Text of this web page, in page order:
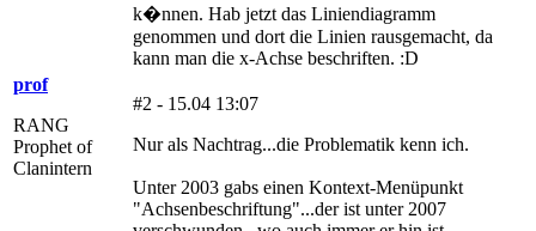
k�nnen. Hab jetzt das Liniendiagramm
genommen und dort die Linien rausgemacht, da
kann man die x-Achse beschriften. :D
prof
RANG
Prophet of
Clanintern
#2 - 15.04 13:07
Nur als Nachtrag...die Problematik kenn ich.
Unter 2003 gabs einen Kontext-Menüpunkt
"Achsenbeschriftung"...der ist unter 2007